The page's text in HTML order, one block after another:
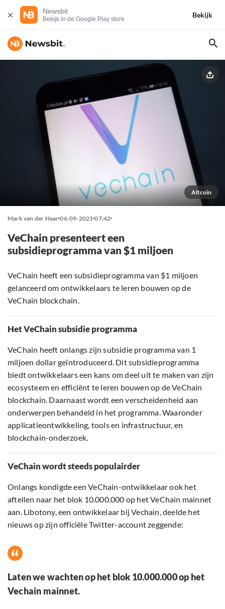
Newsbit
Bekijk in de Google Play store
Bekijk
Altcoin
Mark van der Haar 06-09-2021 07:42
VeChain presenteert een
subsidieprogramma van $1 miljoen
VeChain heeft een subsidieprogramma van $1 miljoen
gelanceerd om ontwikkelaars te leren bouwen op de
VeChain blockchain.
Het VeChain subsidie programma
VeChain heeft onlangs zijn subsidie programma van 1
miljoen dollar geïntroduceerd. Dit subsidieprogramma
biedt ontwikkelaars een kans om deel uit te maken van zijn
ecosysteem en efficiënt te leren bouwen op de VeChain
blockchain. Daarnaast wordt een verscheidenheid aan
onderwerpen behandeld in het programma. Waaronder
applicatieontwikkeling, tools en infrastructuur, en
blockchain-onderzoek.
VeChain wordt steeds populairder
Onlangs kondigde een VeChain-ontwikkelaar ook het
aftellen naar het blok 10.000.000 op het VeChain mainnet
aan. Libotony, een ontwikkelaar bij Vechain, deelde het
nieuws op zijn officiële Twitter-account zeggende:
Laten we wachten op het blok 10.000.000 op het
Vechain mainnet.